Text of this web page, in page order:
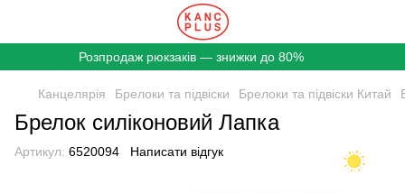
Розпродаж рюкзаків — знижки до 80%
Канцелярія Брелоки та підвіски Брелоки та підвіски Китай
Брелок силіконовий Лапка
Артикул: 6520094 Написати відгук